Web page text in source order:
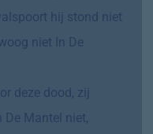
hij stond niet
niet In De
deze dood, zij
De Mantel niet,